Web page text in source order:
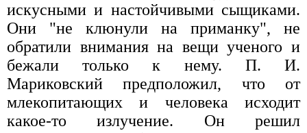
искусными и настойчивыми сыщиками.
Они "не клюнули на приманку", не
обратили внимания на вещи ученого и
бежали только к нему. П. И.
Мариковский предположил, что от
млекопитающих и человека исходит
какое-то излучение. Он решил